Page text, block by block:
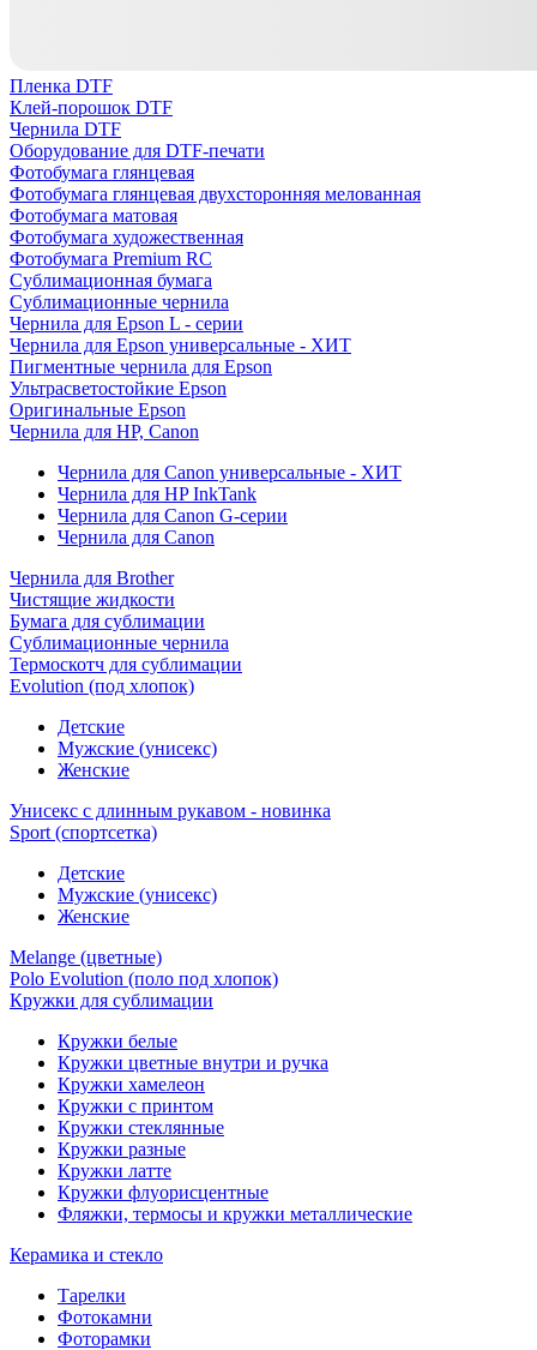
Пленка DTF
Клей-порошок DTF
Чернила DTF
Оборудование для DTF-печати
Фотобумага глянцевая
Фотобумага глянцевая двухсторонняя мелованная
Фотобумага матовая
Фотобумага художественная
Фотобумага Premium RC
Сублимационная бумага
Сублимационные чернила
Чернила для Epson L - серии
Чернила для Epson универсальные - ХИТ
Пигментные чернила для Epson
Ультрасветостойкие Epson
Оригинальные Epson
Чернила для HP, Canon
Чернила для Canon универсальные - ХИТ
Чернила для HP InkTank
Чернила для Canon G-серии
Чернила для Canon
Чернила для Brother
Чистящие жидкости
Бумага для сублимации
Сублимационные чернила
Термоскотч для сублимации
Evolution (под хлопок)
Детские
Мужские (унисекс)
Женские
Унисекс с длинным рукавом - новинка
Sport (спортсетка)
Детские
Мужские (унисекс)
Женские
Melange (цветные)
Polo Evolution (поло под хлопок)
Кружки для сублимации
Кружки белые
Кружки цветные внутри и ручка
Кружки хамелеон
Кружки c принтом
Кружки стеклянные
Кружки разные
Кружки латте
Кружки флуорисцентные
Фляжки, термосы и кружки металлические
Керамика и стекло
Тарелки
Фотокамни
Фоторамки